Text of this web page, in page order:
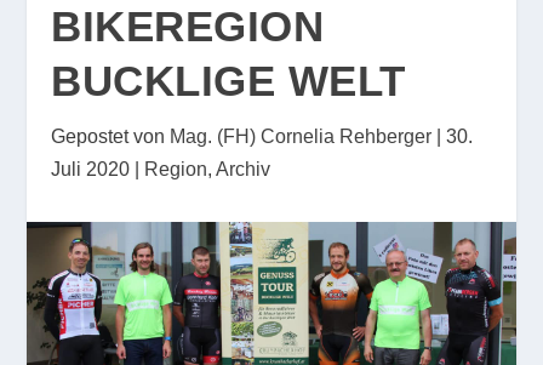
BIKEREGION
BUCKLIGE WELT
Gepostet von Mag. (FH) Cornelia Rehberger |30.
Juli 2020
Region,Archiv